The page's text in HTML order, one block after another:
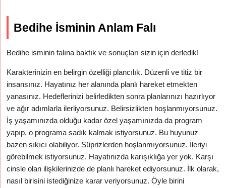
Bedihe İsminin Anlam Falı
Bedihe isminin falına baktık ve sonuçları sizin için derledik!
Karakterinizin en belirgin özelliği plancılık. Düzenli ve titiz bir
insansınız. Hayatınız her alanında planlı hareket etmekten
yanasınız. Hedeflerinizi belirledikten sonra planlarınızı hazırlıyor
ve ağır adımlarla ilerliyorsunuz. Belirsizlikten hoşlanmıyorsunuz.
İş yaşamınızda olduğu kadar özel yaşamınızda da program
yapıp, o programa sadık kalmak istiyorsunuz. Bu huyunuz
bazen sıkıcı olabiliyor. Süprizlerden hoşlanmıyorsunuz. İleriyi
görebilmek istiyorsunuz. Hayatınızda karışıklığa yer yok. Karşı
cinsle olan ilişkilerinizde de planlı hareket ediyorsunuz. İlk olarak,
nasıl birisini istediğinize karar veriyorsunuz. Öyle birini